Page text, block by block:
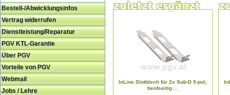
Bestell-/Abwicklungsinfos
Vertrag widerrufen
Dienstleistung/Reparatur
PGV KTL-Garantie
Über PGV
Vorteile von PGV
Webmail
Jobs / Lehre
InLine Slotblech für 2x Sub-D 9-pol,
beidseitig ...